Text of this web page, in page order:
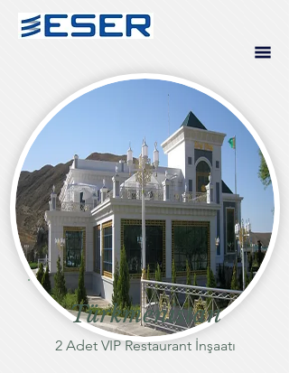
Türkmenistan
2 Adet VIP Restaurant İnşaatı